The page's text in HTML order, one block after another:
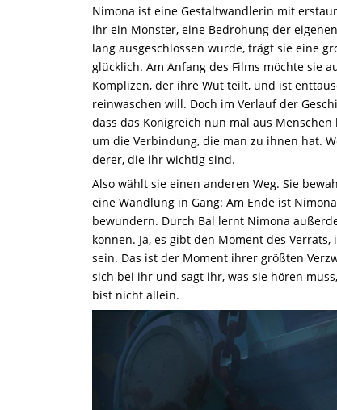
Nimona ist eine Gestaltwandlerin mit
ihr ein Monster, eine Bedrohung der
lang ausgeschlossen wurde, trägt sie eine
glücklich. Am Anfang des Films möchte sie
Komplizen, der ihre Wut teilt, und ist
reinwaschen will. Doch im Verlauf der
dass das Königreich nun mal aus
um die Verbindung, die man zu ihnen hat.
derer, die ihr wichtig sind.
Also wählt sie einen anderen Weg. Sie
eine Wandlung in Gang: Am Ende ist
bewundern. Durch Bal lernt Nimona
können. Ja, es gibt den Moment des
sein. Das ist der Moment ihrer größten
sich bei ihr und sagt ihr, was sie hören
bist nicht allein.